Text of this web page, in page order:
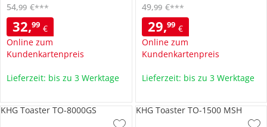
32,99 €
Online zum
Kundenkartenpreis
54,99 €***
Lieferzeit: bis zu 3 Werktage
29,99 €
Online zum
Kundenkartenpreis
49,99 €***
Lieferzeit: bis zu 3 Werktage
KHG Toaster TO-8000GS KHG Toaster TO-1500 MSH